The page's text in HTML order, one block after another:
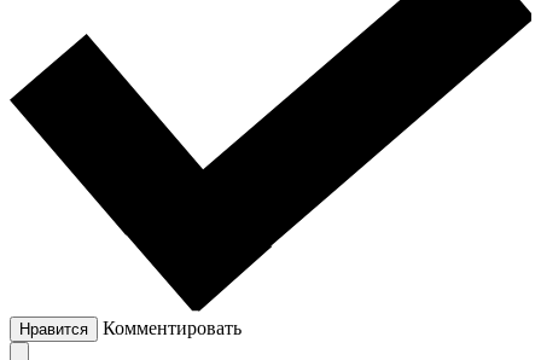
Нравится Комментировать